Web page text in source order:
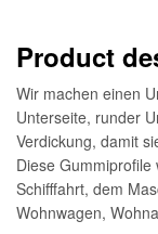
Product
Wir machen einen
Unterseite, runder
Verdickung, damit
Diese
Schifffahrt, dem
Wohnwagen,